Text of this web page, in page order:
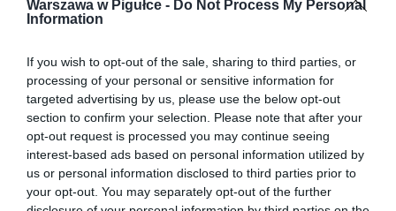
Warszawa w Pigułce - Do Not Process My Personal
Information
If you wish to opt-out of the sale, sharing to third parties, or
processing of your personal or sensitive information for
targeted advertising by us, please use the below opt-out
section to confirm your selection. Please note that after your
opt-out request is processed you may continue seeing
interest-based ads based on personal information utilized by
us or personal information disclosed to third parties prior to
your opt-out. You may separately opt-out of the further